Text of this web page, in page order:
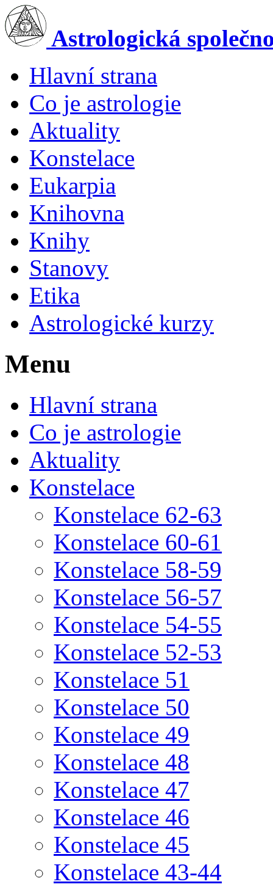
Skip to main content
Astrologická
Main menu
Hlavní strana
Co je astrologie
Aktuality
Konstelace
Eukarpia
Knihovna
Knihy
Stanovy
Etika
Astrologické kurzy
Menu
Hlavní strana
Co je astrologie
Aktuality
Konstelace
Konstelace 62-63
Konstelace 60-61
Konstelace 58-59
Konstelace 56-57
Konstelace 54-55
Konstelace 52-53
Konstelace 51
Konstelace 50
Konstelace 49
Konstelace 48
Konstelace 47
Konstelace 46
Konstelace 45
Konstelace 43-44